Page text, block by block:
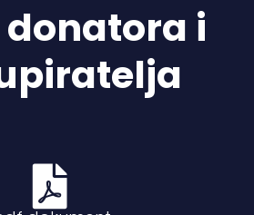
donatora i